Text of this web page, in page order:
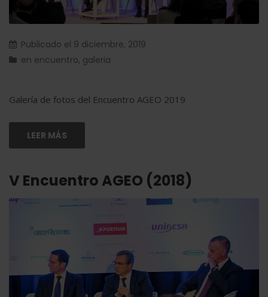
Publicado el 9 diciembre, 2019
en encuentro, galeria
Galería de fotos del Encuentro AGEO 2019
LEER MÁS
V Encuentro AGEO (2018)